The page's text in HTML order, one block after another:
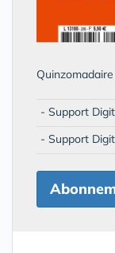
- Support
- Support